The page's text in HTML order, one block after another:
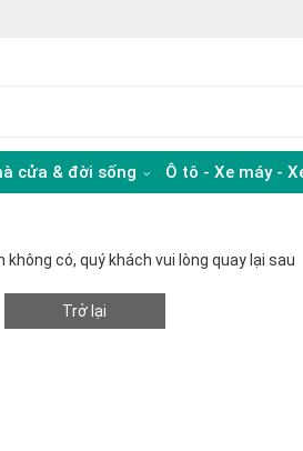
cửa & đời sống Ô tô - Xe máy -
không có, quý khách vui lòng quay lại sau
Trở lại